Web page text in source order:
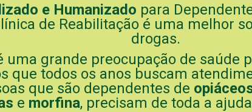
e Humanizado para
de Reabilitação é uma melhor
drogas.
uma grande preocupação de saúde
que todos os anos buscam
que são dependentes de
e morfina, precisam de toda a